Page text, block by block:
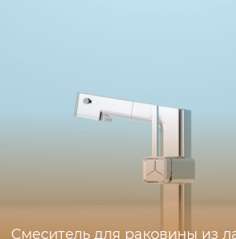
Смеситель для раковины из